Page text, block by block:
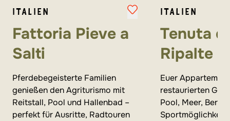
ITALIEN
Fattoria Pieve a
Salti
Pferdebegeisterte Familien
genießen den Agriturismo mit
Reitstall, Pool und Hallenbad –
perfekt für Ausritte, Radtouren
ITALIEN
Tenuta
Ripalte
Euer
restaurierten
Pool, Meer,